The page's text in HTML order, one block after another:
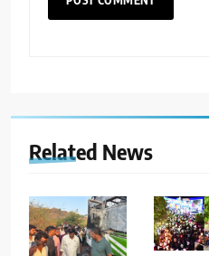
Related News